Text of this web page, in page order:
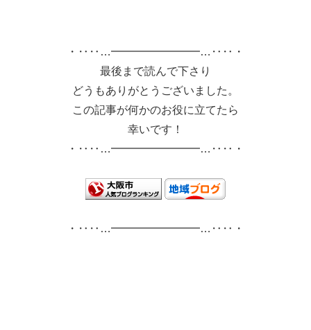
・‥‥…━━━━━━━━…‥‥・
最後まで読んで下さり
どうもありがとうございました。
この記事が何かのお役に立てたら
幸いです！
・‥‥…━━━━━━━━…‥‥・
・‥‥…━━━━━━━━…‥‥・